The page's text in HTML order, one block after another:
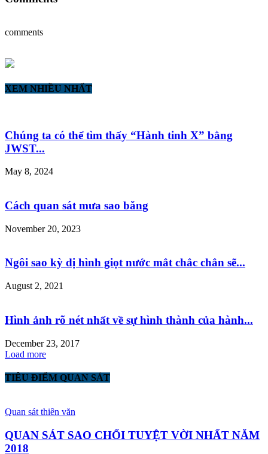
comments
XEM NHIỀU NHẤT
Chúng ta có thể tìm thấy “Hành tinh X” bằng
JWST...
May 8, 2024
Cách quan sát mưa sao băng
November 20, 2023
Ngôi sao kỳ dị hình giọt nước mắt chắc chắn sẽ...
August 2, 2021
Hình ảnh rõ nét nhất về sự hình thành của hành...
December 23, 2017
Load more
TIÊU ĐIỂM QUAN SÁT
Quan sát thiên văn
QUAN SÁT SAO CHỔI TUYỆT VỜI NHẤT NĂM
2018